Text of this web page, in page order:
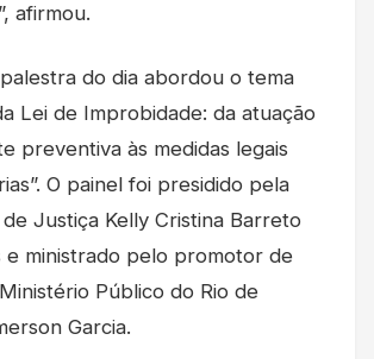
afirmou.
do dia abordou o tema
Lei de Improbidade: da atuação
preventiva às medidas legais
O painel foi presidido pela
Justiça Kelly Cristina Barreto
e ministrado pelo promotor de
Público do Rio de
Garcia.